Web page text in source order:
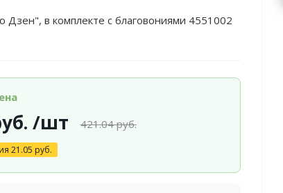
в комплекте с благовониями 4551002
/шт 421.04руб.
21.05 руб.